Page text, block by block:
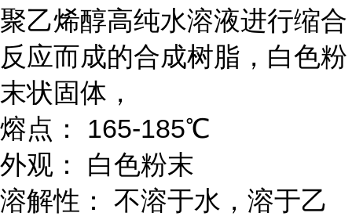
聚乙烯醇高纯水溶液进行缩合
反应而成的合成树脂，白色粉
末状固体，
熔点： 165-185℃
外观： 白色粉末
溶解性： 不溶于水，溶于乙